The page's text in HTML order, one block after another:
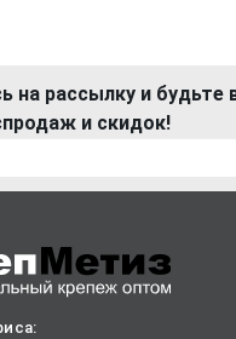
на рассылку и будьте
и скидок!